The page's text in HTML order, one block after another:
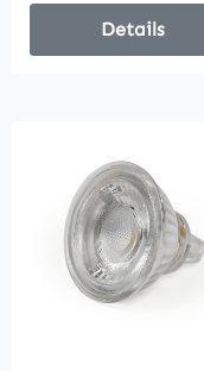
Details